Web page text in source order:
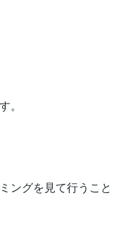
。
ングを見て行うこと